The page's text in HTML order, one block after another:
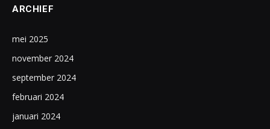
ARCHIEF
mei 2025
november 2024
september 2024
februari 2024
januari 2024